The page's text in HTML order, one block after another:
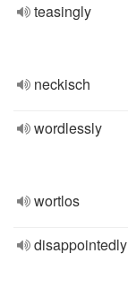
teasingly
neckisch
wordlessly
wortlos
disappointedly